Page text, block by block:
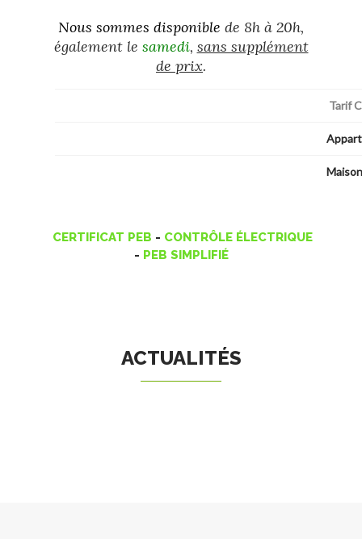
Nous sommes disponible de 8h à 20h,
également le samedi, sans supplément
de prix.
Tarif
Maison
CERTIFICAT PEB - CONTRÔLE ÉLECTRIQUE
- PEB SIMPLIFIÉ
ACTUALITÉS